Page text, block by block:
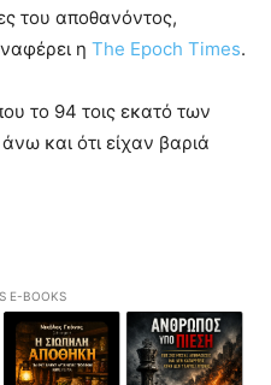
του αποθανόντος,
η The Epoch Times.
το 94 τοις εκατό των
και ότι είχαν βαριά
E-BOOKS